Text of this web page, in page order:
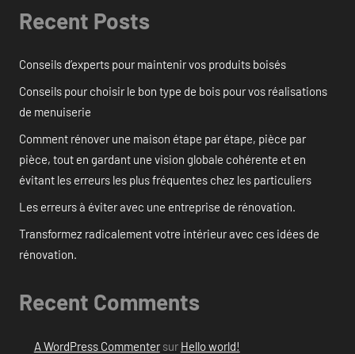
Recent Posts
Conseils d’experts pour maintenir vos produits boisés
Conseils pour choisir le bon type de bois pour vos réalisations
de menuiserie
Comment rénover une maison étape par étape, pièce par
pièce, tout en gardant une vision globale cohérente et en
évitant les erreurs les plus fréquentes chez les particuliers
Les erreurs à éviter avec une entreprise de rénovation.
Transformez radicalement votre intérieur avec ces idées de
rénovation.
Recent Comments
A WordPress Commentersur Hello world!